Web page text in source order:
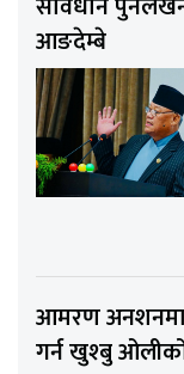
आङदेम्बे
आमरण अनशनमा
गर्न खुश्बु